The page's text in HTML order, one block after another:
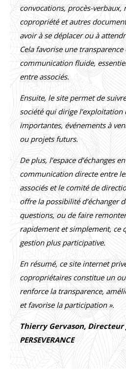
convocations, procès-verbaux,
copropriété et autres
avoir à se déplacer ou à
Cela favorise une transparence
communication fluide,
entre associés.
Ensuite, le site permet de
société qui dirige l’exploitation
importantes, événements à
ou projets futurs.
De plus, l’espace d’échanges
communication directe entre
associés et le comité de
offre la possibilité d’échanger
questions, ou de faire
rapidement et simplement, ce
gestion plus participative.
En résumé, ce site internet
copropriétaires constitue un
renforce la transparence,
et favorise la participation ».
Thierry Gervason, Directeur
PERSEVERANCE